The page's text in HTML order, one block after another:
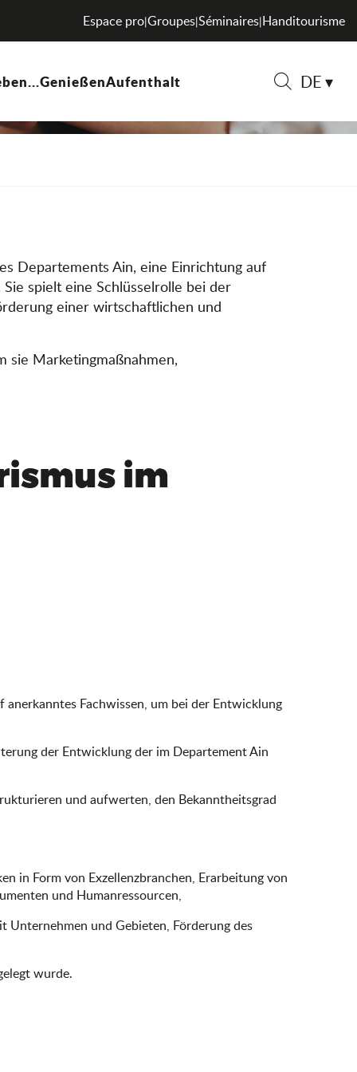
DE
Espace pro|Groupes|Séminaires|Handitourisme
GenießenAufenthalt
Departements Ain, eine Einrichtung auf
spielt eine Schlüsselrolle bei der
einer wirtschaftlichen und
sie Marketingmaßnahmen,
im
Fachwissen, um bei der Entwicklung
der Entwicklung der im Departement Ain
und aufwerten, den Bekanntheitsgrad
in Form von Exzellenzbranchen, Erarbeitung von
und Humanressourcen,
Unternehmen und Gebieten, Förderung des
wurde.